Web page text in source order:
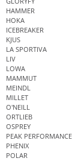
HAMMER
HOKA
ICEBREAKER
KJUS
LA SPORTIVA
LIV
LOWA
MAMMUT
MEINDL
MILLET
O'NEILL
ORTLIEB
OSPREY
PEAK PERFORMANCE
PHENIX
POLAR